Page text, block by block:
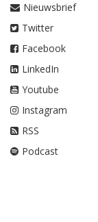
Nieuwsbrief
Twitter
Facebook
LinkedIn
Youtube
Instagram
RSS
Podcast